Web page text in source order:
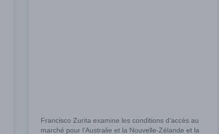
Francisco Zurita examine les conditions d'accès au
marché pour l'Australie et la Nouvelle-Zélande et la